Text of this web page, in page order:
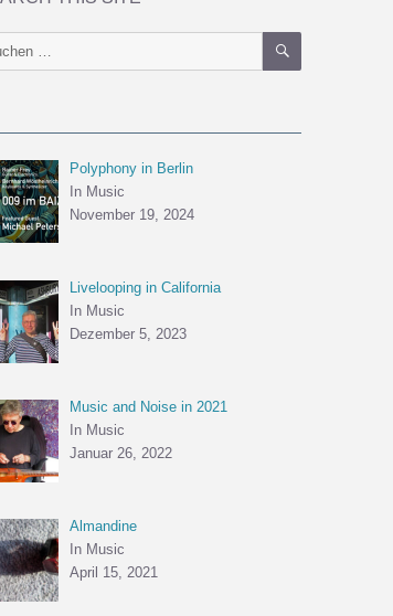
SUCHEN
Polyphony in Berlin
In Music
November 19, 2024
Livelooping in California
In Music
Dezember 5, 2023
Music and Noise in 2021
In Music
Januar 26, 2022
Almandine
In Music
April 15, 2021